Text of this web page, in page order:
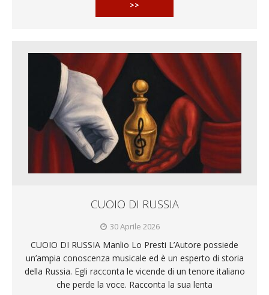
>>
CUOIO DI RUSSIA
30 Aprile 2026
CUOIO DI RUSSIA Manlio Lo Presti L’Autore possiede
un’ampia conoscenza musicale ed è un esperto di storia
della Russia. Egli racconta le vicende di un tenore italiano
che perde la voce. Racconta la sua lenta